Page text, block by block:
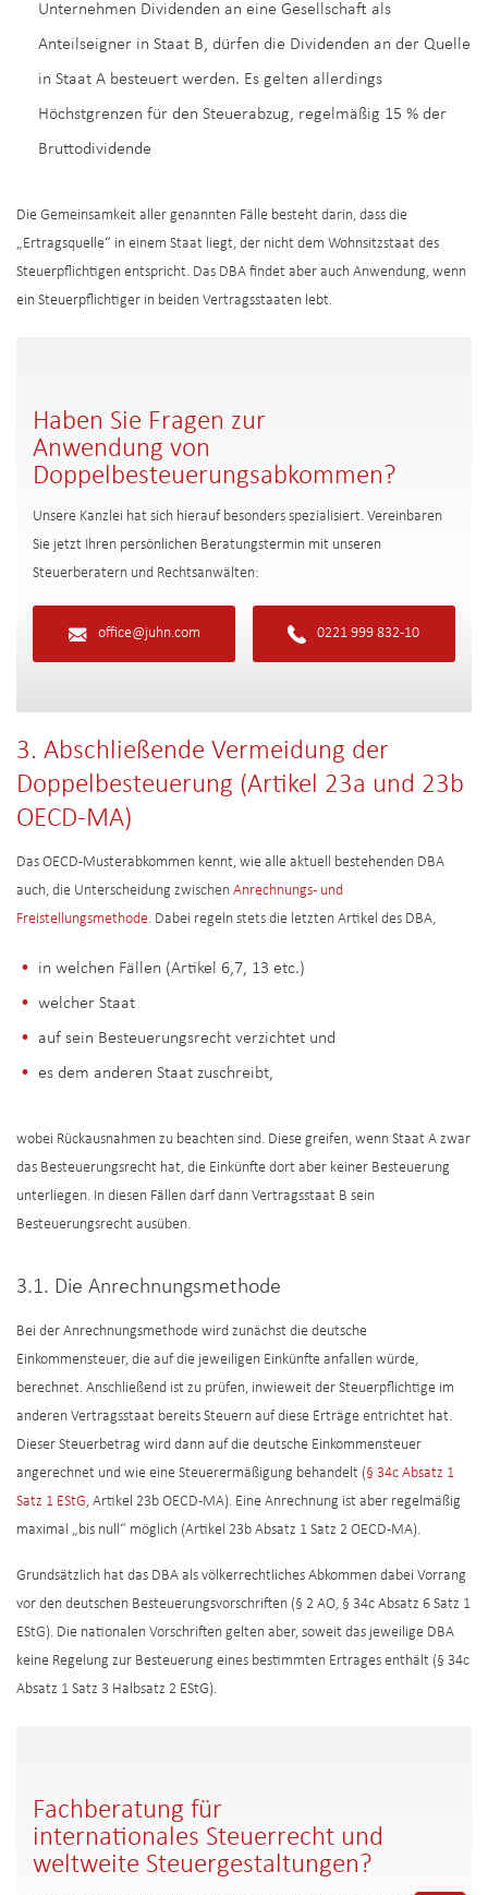
Unternehmen Dividenden an eine Gesellschaft als
Anteilseigner in Staat B, dürfen die Dividenden an der Quelle
in Staat A besteuert werden. Es gelten allerdings
Höchstgrenzen für den Steuerabzug, regelmäßig 15 % der
Bruttodividende
Die Gemeinsamkeit aller genannten Fälle besteht darin, dass die
„Ertragsquelle“ in einem Staat liegt, der nicht dem Wohnsitzstaat des
Steuerpflichtigen entspricht. Das DBA findet aber auch Anwendung, wenn
ein Steuerpflichtiger in beiden Vertragsstaaten lebt.
Haben Sie Fragen zur
Anwendung von
Doppelbesteuerungsabkommen?
Unsere Kanzlei hat sich hierauf besonders spezialisiert. Vereinbaren
Sie jetzt Ihren persönlichen Beratungstermin mit unseren
Steuerberatern und Rechtsanwälten:
office@juhn.com 0221 999 832-10
3. Abschließende Vermeidung der
Doppelbesteuerung (Artikel 23a und 23b
OECD-MA)
Das OECD-Musterabkommen kennt, wie alle aktuell bestehenden DBA
auch, die Unterscheidung zwischen Anrechnungs- und
Freistellungsmethode. Dabei regeln stets die letzten Artikel des DBA,
in welchen Fällen (Artikel 6,7, 13 etc.)
welcher Staat
auf sein Besteuerungsrecht verzichtet und
es dem anderen Staat zuschreibt,
wobei Rückausnahmen zu beachten sind. Diese greifen, wenn Staat A zwar
das Besteuerungsrecht hat, die Einkünfte dort aber keiner Besteuerung
unterliegen. In diesen Fällen darf dann Vertragsstaat B sein
Besteuerungsrecht ausüben.
3.1. Die Anrechnungsmethode
Bei der Anrechnungsmethode wird zunächst die deutsche
Einkommensteuer, die auf die jeweiligen Einkünfte anfallen würde,
berechnet. Anschließend ist zu prüfen, inwieweit der Steuerpflichtige im
anderen Vertragsstaat bereits Steuern auf diese Erträge entrichtet hat.
Dieser Steuerbetrag wird dann auf die deutsche Einkommensteuer
angerechnet und wie eine Steuerermäßigung behandelt (§ 34c Absatz 1
Satz 1 EStG, Artikel 23b OECD-MA). Eine Anrechnung ist aber regelmäßig
maximal „bis null“ möglich (Artikel 23b Absatz 1 Satz 2 OECD-MA).
Grundsätzlich hat das DBA als völkerrechtliches Abkommen dabei Vorrang
vor den deutschen Besteuerungsvorschriften (§ 2 AO, § 34c Absatz 6 Satz 1
EStG). Die nationalen Vorschriften gelten aber, soweit das jeweilige DBA
keine Regelung zur Besteuerung eines bestimmten Ertrages enthält (§ 34c
Absatz 1 Satz 3 Halbsatz 2 EStG).
Fachberatung für
internationales Steuerrecht und
weltweite Steuergestaltungen?